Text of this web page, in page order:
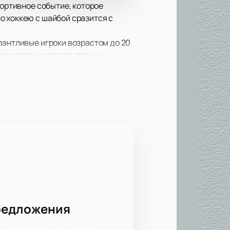
событие, которое
хоккею с шайбой сразится с
игроки возрастом до 20
хорошие результаты на
можно на нашем сайте. Мы
спортивное событие и